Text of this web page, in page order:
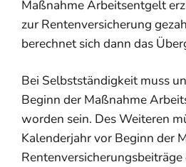
Maßnahme Arbeitsentgelt
zur Rentenversicherung
berechnet sich dann das
Bei Selbstständigkeit muss
Beginn der Maßnahme
worden sein. Des Weiteren
Kalenderjahr vor Beginn der